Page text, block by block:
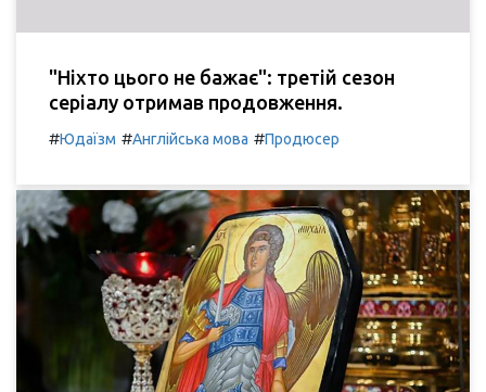
"Ніхто цього не бажає": третій сезон
серіалу отримав продовження.
#Юдаїзм #Англійська мова #Продюсер